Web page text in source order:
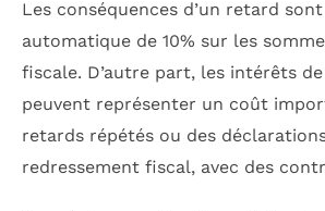
Les conséquences d’un retard
automatique de 10% sur les
fiscale. D’autre part, les intérêts
peuvent représenter un coût
retards répétés ou des
redressement fiscal, avec des